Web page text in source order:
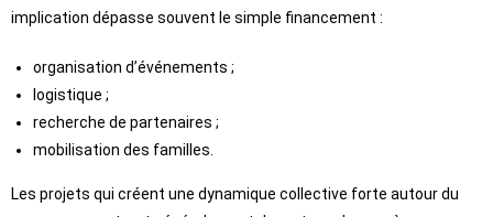
implication dépasse souvent le simple financement :
organisation d’événements ;
logistique ;
recherche de partenaires ;
mobilisation des familles.
Les projets qui créent une dynamique collective forte autour du